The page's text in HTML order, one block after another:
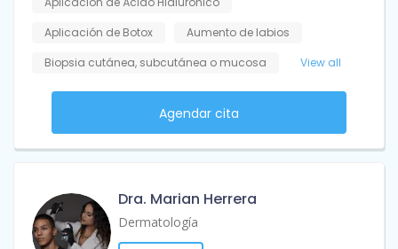
Aplicación de Botox
Aumento de labios
Biopsia cutánea, subcutánea o mucosa
View all
Agendar cita
Dra. Marian Herrera
Dermatología